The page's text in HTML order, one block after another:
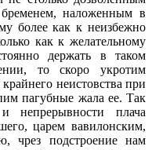
бременем, наложенным в
более как к неизбежно
как к желательному
держать в таком
то скоро укротим
неистовства при
пагубные жала ее. Так
плача
царем вавилонским,
чрез подстроение нам